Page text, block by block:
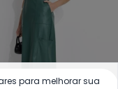
para melhorar sua